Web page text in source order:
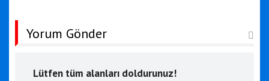
Yorum Gönder
Lütfen tüm alanları doldurunuz!